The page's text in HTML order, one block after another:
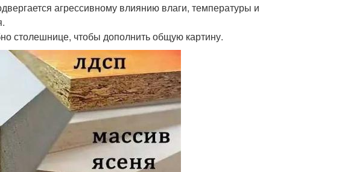
агрессивному влиянию влаги, температуры и
столешнице, чтобы дополнить общую картину.